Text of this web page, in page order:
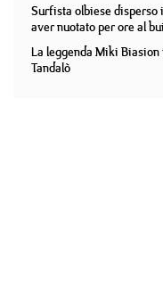
Surfista olbiese disperso
aver nuotato per ore al
La leggenda Miki
Tandalò